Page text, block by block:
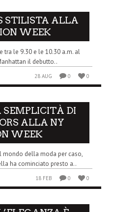
STILISTA ALLA
WEEK
tra le 9.30 e le 10.30 a.m. al
il debutto..
28 AUG 0 0
SEMPLICITÀ DI
ALLA NY
WEEK
mondo della moda per caso,
ha cominciato presto a..
18 FEB 0 0